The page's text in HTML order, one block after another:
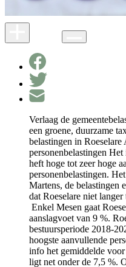
Verlaag de
een groene, duurzame
belastingen in Roeselare
personenbelastingen
heft hoge tot zeer hoge
personenbelastingen.
Martens, de belastingen
dat Roeselare niet
Enkel Mesen gaat
aanslagvoet van 9 %.
bestuursperiode 2018-
hoogste aanvullende
info het gemiddelde
ligt net onder de 7,5 %.